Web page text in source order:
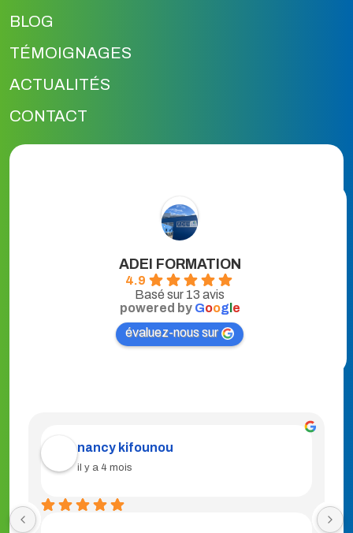
BLOG
TÉMOIGNAGES
ACTUALITÉS
CONTACT
ADEI FORMATION
4.9
Basé sur 13 avis
powered by Goog e
évaluez-nous sur
Bernadette BENE
il y a 4 mois